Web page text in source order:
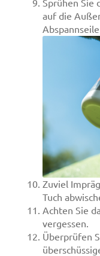
Sprühen Sie
auf die
Zuviel
Tuch
Achten Sie
vergessen.
Überprüfen